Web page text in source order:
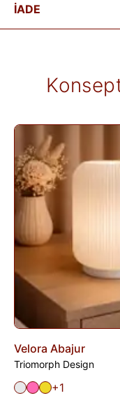
İADE
mümkün olmayan
teslim sırasında
ve ürüne göre
açıklamalarında yer alır.
İade edilen ürünler,
gün içinde bankanıza
İade Formu
iade talebi oluşturunuz.
Velora Abajur
Triomorph Design
+1